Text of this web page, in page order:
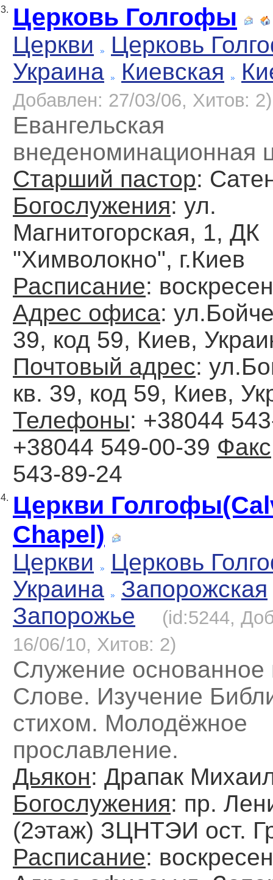
3. Церковь Голгофы
Церкви
Церковь
Украина
Киевская
Добавлен: 27/03/06, Хитов: 2)
Евангельская
внеденоминационная
Старший пастор:
Богослужения: ул.
Магнитогорская, 1, ДК
"Химволокно", г.Киев
Расписание:
Адрес офиса:
39, код 59, Киев,
Почтовый адрес:
кв. 39, код 59, Киев,
Телефоны: +38044
+38044 549-00-39 Факс
543-89-24
4. Церкви
Chapel)
Церкви
Церковь
Украина
Запорожская
Запорожье
(id:5244,
16/06/10, Хитов: 2)
Служение
Слове. Изучение
стихом. Молодёжное
прославление.
Дьякон: Драпак
Богослужения: пр.
(2этаж) ЗЦНТЭИ ост.
Расписание: